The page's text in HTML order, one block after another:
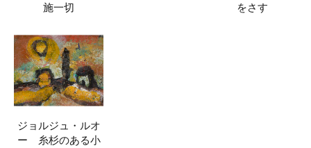
施一切
をさす
ジョルジュ・ルオ
ー 糸杉のある小